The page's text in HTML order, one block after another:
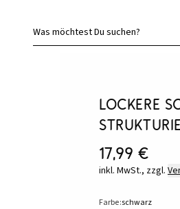
Was möchtest Du suchen?
Lockere
17,99 €
inkl. MwSt., zzgl.
Farbe:schwarz